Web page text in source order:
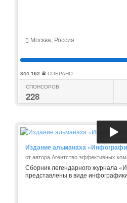
Москва, Россия
344 162 c СОБРАНО
СПОНСОРОВ
228
Издание альманаха
от автора Агентство эффективных
Сборник легендарного журнала
представлены в виде